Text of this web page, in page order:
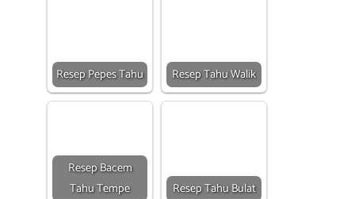
Resep Pepes Tahu Resep Tahu Walik
Resep Bacem
Tahu Tempe
Resep Tahu Bulat